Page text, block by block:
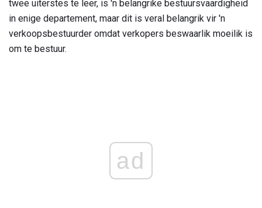
twee uiterstes te leer, is 'n belangrike bestuursvaardigheid
in enige departement, maar dit is veral belangrik vir 'n
verkoopsbestuurder omdat verkopers beswaarlik moeilik is
om te bestuur.
ad